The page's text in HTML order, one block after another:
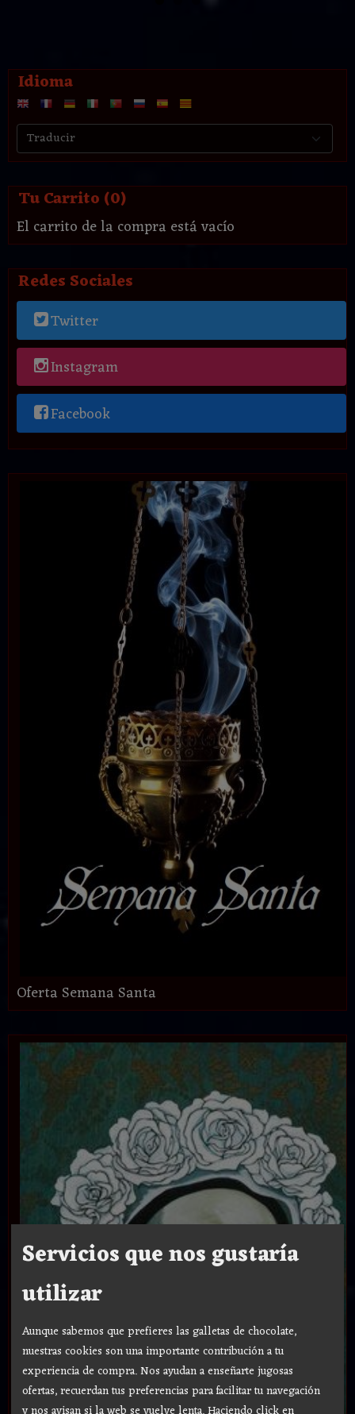
Idioma
Tu Carrito (0)
El carrito de la compra está vacío
Redes Sociales
Twitter
Instagram
Facebook
Oferta Semana Santa
Servicios que nos gustaría
utilizar
Aunque sabemos que prefieres las galletas de chocolate,
nuestras cookies son una importante contribución a tu
experiencia de compra. Nos ayudan a enseñarte jugosas
ofertas, recuerdan tus preferencias para facilitar tu navegación